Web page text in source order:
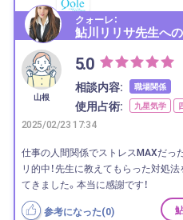
クォーレ：
鮎川リリサ先生へ
山根
5.0
相談内容: 職場関係
使用占術: 九星気学
2025/02/23 17:34
仕事の人間関係でストレスMAXだっ
リ的中！先生に教えてもらった対処
てきました。本当に感謝です！
参考になった(0)